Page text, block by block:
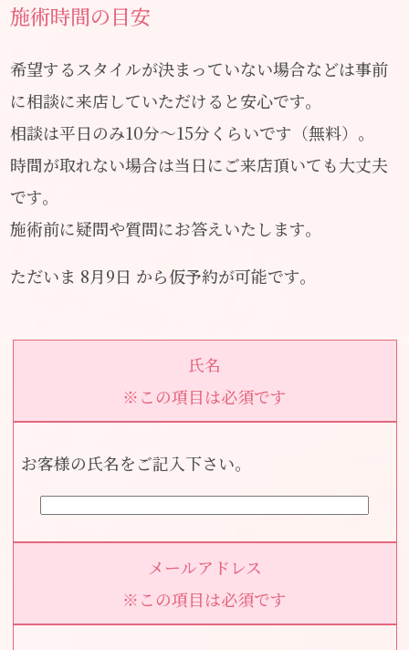
施術時間の目安
希望するスタイルが決まっていない場合などは事前
に相談に来店していただけると安心です。
相談は平日のみ10分～15分くらいです（無料）。
時間が取れない場合は当日にご来店頂いても大丈夫
です。
施術前に疑問や質問にお答えいたします。
ただいま 8月9日 から仮予約が可能です。
氏名
※この項目は必須です
お客様の氏名をご記入下さい。
メールアドレス
※この項目は必須です